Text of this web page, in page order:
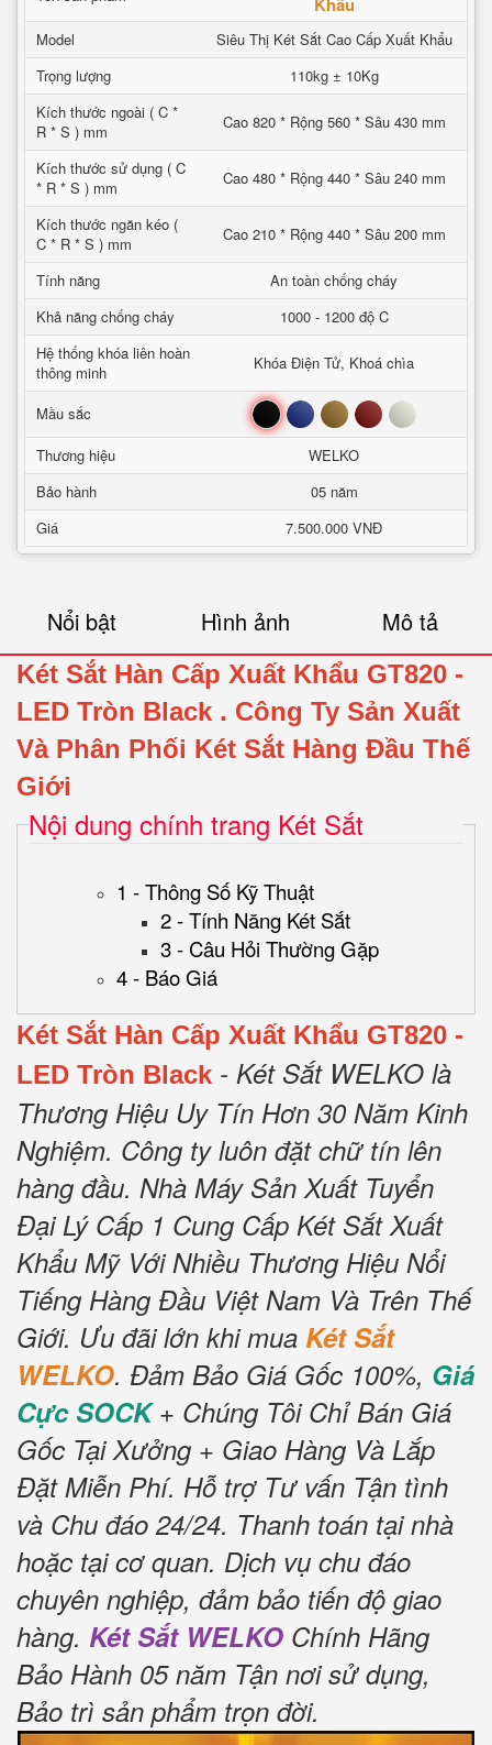
Model
Siêu Thị Két Sắt Cao Cấp Xuất Khẩu
Trọng lượng
110kg ± 10Kg
Kích thước ngoài ( C *
R * S ) mm
Cao 820 * Rộng 560 * Sâu 430 mm
Kích thước sử dụng ( C
* R * S ) mm
Cao 480 * Rộng 440 * Sâu 240 mm
Kích thước ngăn kéo (
C * R * S ) mm
Cao 210 * Rộng 440 * Sâu 200 mm
Tính năng
An toàn chống cháy
Khả năng chống cháy
1000 - 1200 độ C
Hệ thống khóa liên hoàn
thông minh
Khóa Điện Tử, Khoá chìa
Mầu sắc Đen Xanh Nâu Đỏ Trắng
Thương hiệu
WELKO
Bảo hành
05 năm
Giá
7.500.000 VNĐ
Nổi bật Hình ảnh Mô tả
Két Sắt Hàn Cấp Xuất Khẩu GT820 -
LED Tròn Black . Công Ty Sản Xuất
Và Phân Phối Két Sắt Hàng Đầu Thế
Giới
Nội dung chính trang Két Sắt
1 - Thông Số Kỹ Thuật
2 - Tính Năng Két Sắt
3 - Câu Hỏi Thường Gặp
4 - Báo Giá
Két Sắt Hàn Cấp Xuất Khẩu GT820 -
LED Tròn Black - Két Sắt WELKO là
Thương Hiệu Uy Tín Hơn 30 Năm Kinh
Nghiệm. Công ty luôn đặt chữ tín lên
hàng đầu. Nhà Máy Sản Xuất Tuyển
Đại Lý Cấp 1 Cung Cấp Két Sắt Xuất
Khẩu Mỹ Với Nhiều Thương Hiệu Nổi
Tiếng Hàng Đầu Việt Nam Và Trên Thế
Giới. Ưu đãi lớn khi mua Két Sắt
WELKO. Đảm Bảo Giá Gốc 100%, Giá
Cực SOCK+ Chúng Tôi Chỉ Bán Giá
Gốc Tại Xưởng + Giao Hàng Và Lắp
Đặt Miễn Phí. Hỗ trợ Tư vấn Tận tình
và Chu đáo 24/24. Thanh toán tại nhà
hoặc tại cơ quan. Dịch vụ chu đáo
chuyên nghiệp, đảm bảo tiến độ giao
hàng. Két Sắt WELKO Chính Hãng
Bảo Hành 05 năm Tận nơi sử dụng,
Bảo trì sản phẩm trọn đời.